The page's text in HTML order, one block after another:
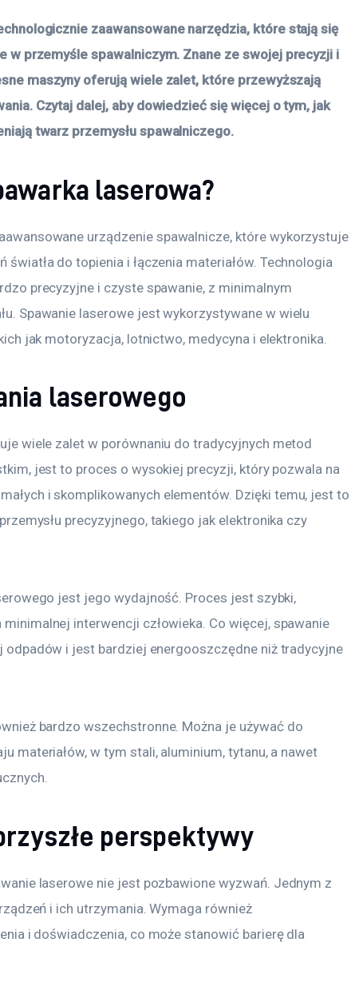
zaawansowane narzędzia, które stają się
w przemyśle spawalniczym. Znane ze swojej precyzji i
maszyny oferują wiele zalet, które przewyższają
Czytaj dalej, aby dowiedzieć się więcej o tym, jak
twarz przemysłu spawalniczego.
laserowa?
urządzenie spawalnicze, które wykorzystuje
do topienia i łączenia materiałów. Technologia
precyzyjne i czyste spawanie, z minimalnym
Spawanie laserowe jest wykorzystywane w wielu
jak motoryzacja, lotnictwo, medycyna i elektronika.
laserowego
wiele zalet w porównaniu do tradycyjnych metod
jest to proces o wysokiej precyzji, który pozwala na
i skomplikowanych elementów. Dzięki temu, jest to
precyzyjnego, takiego jak elektronika czy
jest jego wydajność. Proces jest szybki,
interwencji człowieka. Co więcej, spawanie
odpadów i jest bardziej energooszczędne niż tradycyjne
bardzo wszechstronne. Można je używać do
materiałów, w tym stali, aluminium, tytanu, a nawet
perspektywy
laserowe nie jest pozbawione wyzwań. Jednym z
i ich utrzymania. Wymaga również
i doświadczenia, co może stanowić barierę dla